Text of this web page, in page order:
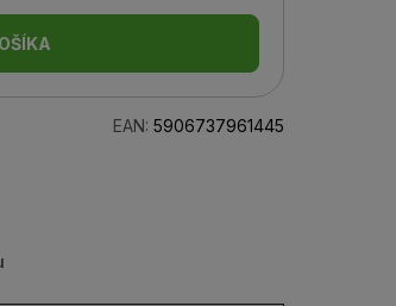
EAN: 5906737961445